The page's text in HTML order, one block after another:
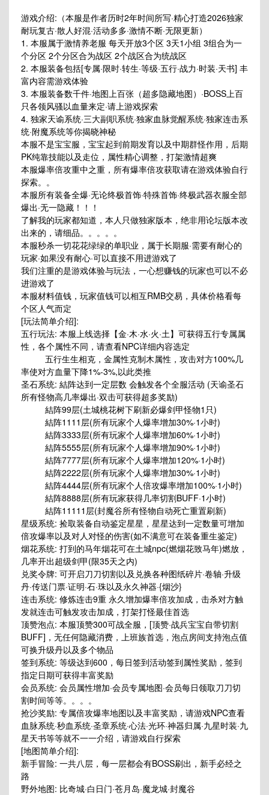
游戏介绍:（本服是作者历时2年时间所写·精心打造2026独家
耐玩复古·散人好混·活动多多·激情不断·无限更新）
1. 本服属于激情养老服 每天开放3个区 3天1小组 3组合为一
个分区 2个分区合为战区 2个战区合为统战区
2. 本服装备包括[专属·限时·转生·等级·五行·战力·时装·天书] 丰
富内容需游戏体验
3. 本服装备数千件·地图上百张（超多隐藏地图）·BOSS上百
只各领风骚以血量来定·请上游戏探索
4. 独家天谕系统·三大副职系统·独家血脉觉醒系统·独家连击系
统·附魔系统等你揭晓神秘
本服不是宝宝服，宝宝起到前期发育以及中期群怪作用，后期
PK纯靠技能以及走位，属性精心调整，打架激情超爽
本服爆率倍攻重中之重，所有爆率倍攻获取请在游戏体验自行
探索。。
本服所有装备全爆·无论终极首饰·特殊首饰·终极武器衣服全部
爆出·无一隐藏！！！
了解我的玩家都知道，本人只做独家版本，绝非用论坛版本改
出来的，请细品。。。。。
本服秒杀一切花花绿绿的单职业，属于长期服·需要有耐心的
玩家·如果没有耐心·可以直接不用进游戏了
我们注重的是游戏体验与玩法，一心想赚钱的玩家也可以不必
进游戏了
本服材料值钱，玩家值钱可以相互RMB交易，具体价格看每
个区人气而定
[玩法简单介绍]:
五行玩法: 本服上线选择【金·木·水·火·土】可获得五行专属属
性，各个属性不同，请查看NPC详细内容选定
五行生生相克，金属性克制木属性，攻击对方100%几
率使对方血量下降1%-3%,以此类推
圣石系统: 結阵达到一定层数 会触发各个全服活动 (天谕圣石
所有怪物高几率爆出·双击可获得超多奖励)
結阵99层(土城桃花树下刷新必爆剑甲怪物1只)
結阵1111层(所有玩家个人爆率增加30%·1小时)
結阵3333层(所有玩家个人爆率增加60%·1小时)
結阵5555层(所有玩家个人爆率增加90%·1小时)
結阵7777层(所有玩家个人爆率增加120%·1小时)
結阵2222层(所有玩家个人爆率增加30%·1小时)
結阵4444层(所有玩家个人倍攻爆率增加100%·1小时)
結阵8888层(所有玩家获得几率切割BUFF·1小时)
結阵11111层(封魔谷所有怪物自动死亡重置刷新)
星级系统: 捡取装备自动鉴定星星，星星达到一定数量可增加
倍攻爆率以及对人对怪的伤害(如不满意可在装备重生鉴定)
烟花系统: 打到的马年烟花可在土城npc(燃烟花致马年)燃放，
几率开出超级剑甲(限35天之内)
兑奖令牌: 可开启刀刀切割以及兑换各种图纸碎片·卷轴·升级
丹·传送门票·证明·石·珠以及永久神器·{烟沙}
连击系统: 修炼连击9重 永久增加爆率倍攻加成，击杀对方触
发就连击可触发攻击加成，打架打怪最佳首选
顶赞泡点: 本服顶赞300可战全服，[顶赞·战兵宝宝自带切割
BUFF]，无任何隐藏消费，上班族首选，泡点房间支持泡点值
可换升级丹以及多个物品
签到系统: 等级达到600，每日签到活动签到属性奖励，签到
指定日期可获得丰富奖励
会员系统: 会员属性增加·会员专属地图·会员每日领取刀刀切
割时间等等。。。。
抢沙奖励: 专属倍攻爆率地图以及丰富奖励，请游戏NPC查看
血脉系统·秒血系统·圣章系统·心法·光环·神器归属·九星时装·九
星天书等等就不一一介绍，请游戏自行探索
[地图简单介绍]:
新手冒险: 一共八层，每一层都会有BOSS刷出，新手必经之
路
野外地图: 比奇城·白日门·苍月岛·魔龙城·封魔谷